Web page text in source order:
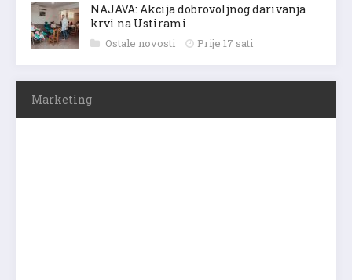
NAJAVA: Akcija dobrovoljnog darivanja
krvi na Ustirami
Ostale novosti Prije 17 sati
Marketing